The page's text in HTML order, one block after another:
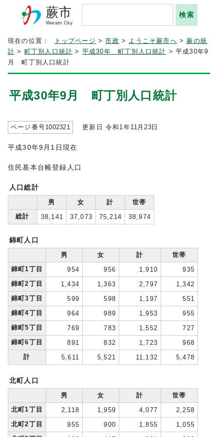
蕨市
Warabi City
現在の位置： トップページ >市政 > ようこそ蕨市へ > 蕨の統
計 > 町丁別人口統計 > 平成30年 町丁別人口統計 > 平成30年9
月 町丁別人口統計
平成30年9月 町丁別人口統計
ページ番号1002321 更新日 令和1年11月23 日
平成30年9月1日現在
住民基本台帳登録人口
人口総計
男 女 計
世帯
総計
38,141 37,073 75,214 38,974
錦町人口
男 女 計
世帯
錦町1丁目
954 956 1,910
935
錦町2丁目
1,434 1,363 2,797
1,342
錦町3丁目
599 598 1,197
551
錦町4丁目
964 989 1,953
955
錦町5丁目
769 783 1,552
727
錦町6丁目
891 832 1,723
968
計
5,611 5,521 11,132 5,478
北町人口
男 女 計
世帯
北町1丁目
2,118 1,959 4,077
2,258
北町2丁目
955 900 1,855
1,055